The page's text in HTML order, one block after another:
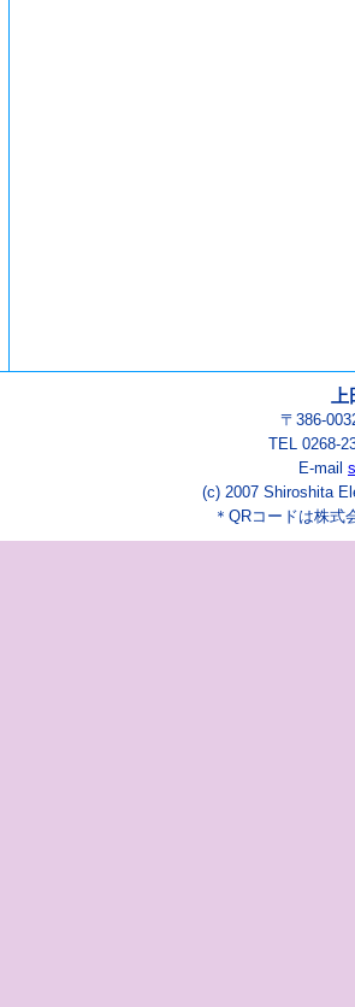
〒386-
TEL 0268-
E-mail
(c) 2007 Shiroshita
＊QRコードは株式